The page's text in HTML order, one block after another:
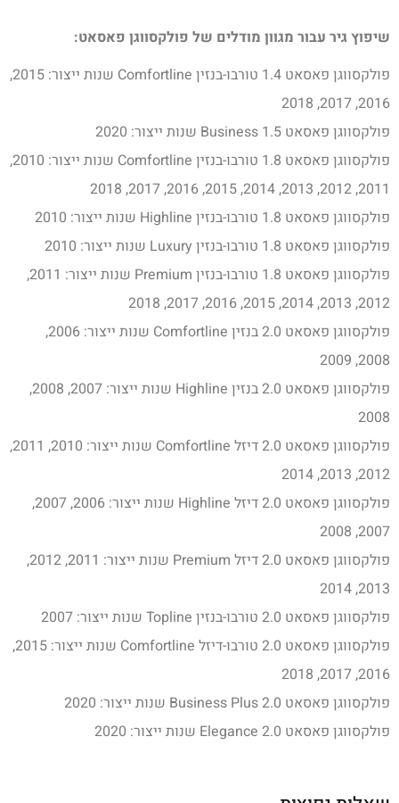
שיפוץ גיר עבור מגוון מודלים של פולקסווגן פאסאט:
פולקסווגן פאסאט 1.4 טורבו-בנזין Comfortline שנות ייצור: 2015,
2016, 2017, 2018
פולקסווגן פאסאט 1.5 Business שנות ייצור: 2020
פולקסווגן פאסאט 1.8 טורבו-בנזין Comfortline שנות ייצור: 2010,
2011, 2012, 2013, 2014, 2015, 2016, 2017, 2018
פולקסווגן פאסאט 1.8 טורבו-בנזין Highline שנות ייצור: 2010
פולקסווגן פאסאט 1.8 טורבו-בנזין Luxury שנות ייצור: 2010
פולקסווגן פאסאט 1.8 טורבו-בנזין Premium שנות ייצור: 2011,
2012, 2013, 2014, 2015, 2016, 2017, 2018
פולקסווגן פאסאט 2.0 בנזין Comfortline שנות ייצור: 2006,
2008, 2009
פולקסווגן פאסאט 2.0 בנזין Highline שנות ייצור: 2007, 2008,
2008
פולקסווגן פאסאט 2.0 דיזל Comfortline שנות ייצור: 2010, 2011,
2012, 2013, 2014
פולקסווגן פאסאט 2.0 דיזל Highline שנות ייצור: 2006, 2007,
2007, 2008
פולקסווגן פאסאט 2.0 דיזל Premium שנות ייצור: 2011, 2012,
2013, 2014
פולקסווגן פאסאט 2.0 טורבו-בנזין Topline שנות ייצור: 2007
פולקסווגן פאסאט 2.0 טורבו-דיזל Comfortline שנות ייצור: 2015,
2016, 2017, 2018
פולקסווגן פאסאט 2.0 Business Plus שנות ייצור: 2020
פולקסווגן פאסאט 2.0 Elegance שנות ייצור: 2020